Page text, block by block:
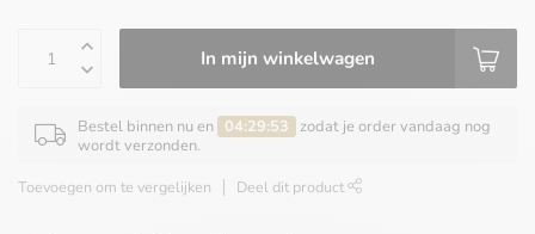
In mijn winkelwagen
Bestel binnen nu en 04:29:53
zodat je order vandaag nog
wordt verzonden.
Toevoegen om te vergelijken Deel dit product